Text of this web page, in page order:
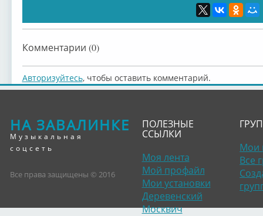
Комментарии (0)
Авторизуйтесь, чтобы оставить комментарий.
НА ЗАВАЛИНКЕ
Музыкальная
соцсеть
Все права защищены © 2016
ПОЛЕЗНЫЕ
ССЫЛКИ
Моя лента
Мой профайл
Мои установки
Деревенский
Москвич
Мои
Все